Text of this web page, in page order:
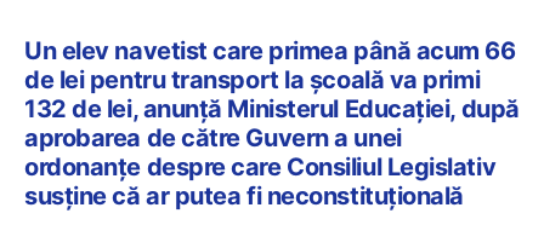
Un elev navetist care primea până acum 66
de lei pentru transport la școală va primi
132 de lei, anunță Ministerul Educației, după
aprobarea de către Guvern a unei
ordonanțe despre care Consiliul Legislativ
susține că ar putea fi neconstituțională